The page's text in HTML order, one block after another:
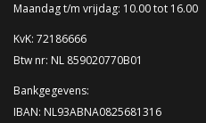
Maandag t/m vrijdag: 10.00 tot 16.00
KvK: 72186666
Btw nr: NL 859020770B01
Bankgegevens:
IBAN: NL93ABNA0825681316